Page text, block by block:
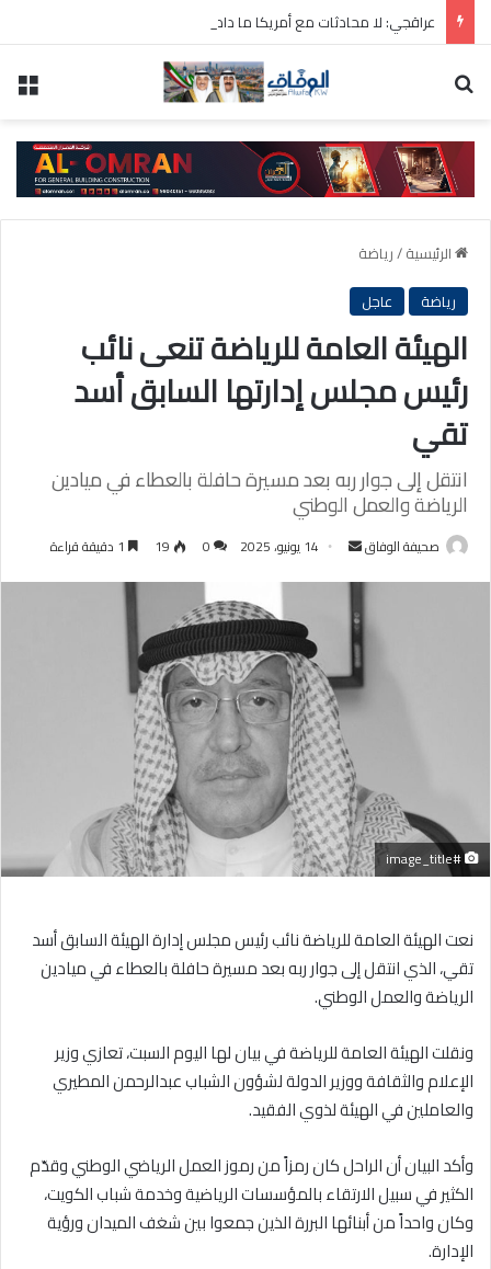
عراقجي: لا محادثات مع أمريكا ما دامت تنتهك الاتفاق المؤقت
الرئيسية/رياضة
رياضة
عاجل
الهيئة العامة للرياضة تنعى نائب
رئيس مجلس إدارتها السابق أسد
تقي
انتقل إلى جوار ربه بعد مسيرة حافلة بالعطاء في ميادين
الرياضة والعمل الوطني
صحيفة الوفاق
أرسل 14 يونيو، 2025 0
19
#image_title
نعت الهيئة العامة للرياضة نائب رئيس مجلس إدارة الهيئة السابق أسد
تقي، الذي انتقل إلى جوار ربه بعد مسيرة حافلة بالعطاء في ميادين
الرياضة والعمل الوطني.
ونقلت الهيئة العامة للرياضة في بيان لها اليوم السبت، تعازي وزير
الإعلام والثقافة ووزير الدولة لشؤون الشباب عبدالرحمن المطيري
والعاملين في الهيئة لذوي الفقيد.
وأكد البيان أن الراحل كان رمزاً من رموز العمل الرياضي الوطني وقدّم
الكثير في سبيل الارتقاء بالمؤسسات الرياضية وخدمة شباب الكويت،
وكان واحداً من أبنائها البررة الذين جمعوا بين شغف الميدان ورؤية
الإدارة.